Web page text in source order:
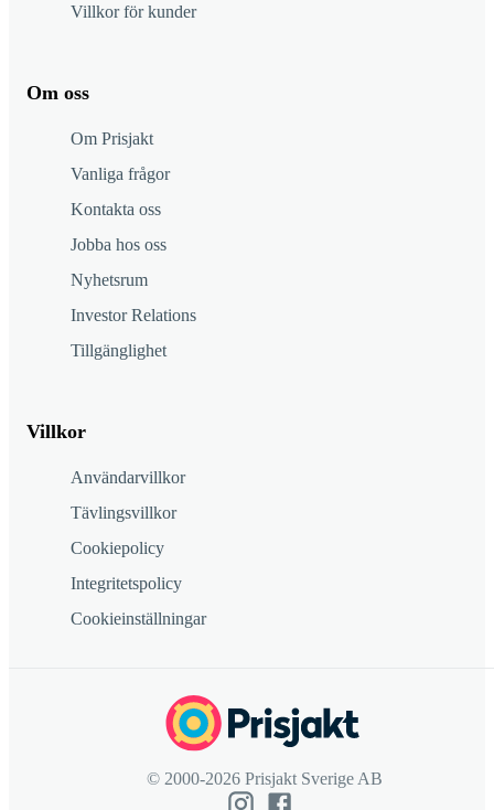
Villkor för kunder
Om oss
Om Prisjakt
Vanliga frågor
Kontakta oss
Jobba hos oss
Nyhetsrum
Investor Relations
Tillgänglighet
Villkor
Användarvillkor
Tävlingsvillkor
Cookiepolicy
Integritetspolicy
Cookieinställningar
© 2000-2026 Prisjakt Sverige AB